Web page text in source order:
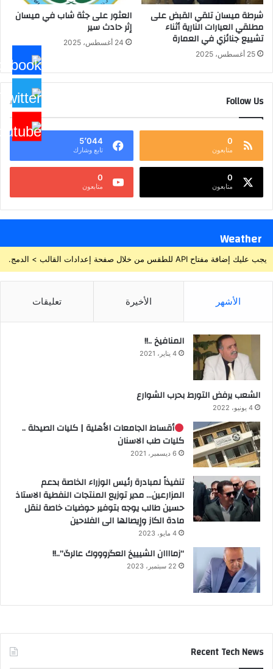
شرطة ميسان تلقي القبض على
مطلقي العيارات النارية أثناء
تشييع جنائزي في العمارة
25 أغسطس، 2025
العثور على جثة شاب في ميسان
إثر حادث سير
24 أغسطس، 2025
Follow Us
0
متابعون
5٬044
تابع وشارك
0
متابعون
0
متابعون
Weather
يجب عليك إضافة مفتاح API للطقس من خلال صفحة إعدادات القالب > الدمج.
الأشهر الأخيرة تعليقات
المنافيخ ..!!
4 يناير، 2021
الشعب يرفض التورط بحرب الشوارع
4 يونيو، 2022
أقساط الجامعات الأهلية | كليات الصيدلة ..
كليات طب الاسنان
6 ديسمبر، 2021
تنفيذاً لمبادرة رئيس الوزراء الخاصة بدعم
المزارعين… مدير توزيع المنتجات النفطية الاستاذ
حسين طالب يوجه بتوفير حوضيات خاصة لنقل
مادة الكاز وإيصالها الى الفلاحين
4 مايو، 2023
“زماااان الشيييخ العگروووك عالرگ”..!!
22 سبتمبر، 2023
Recent Tech News